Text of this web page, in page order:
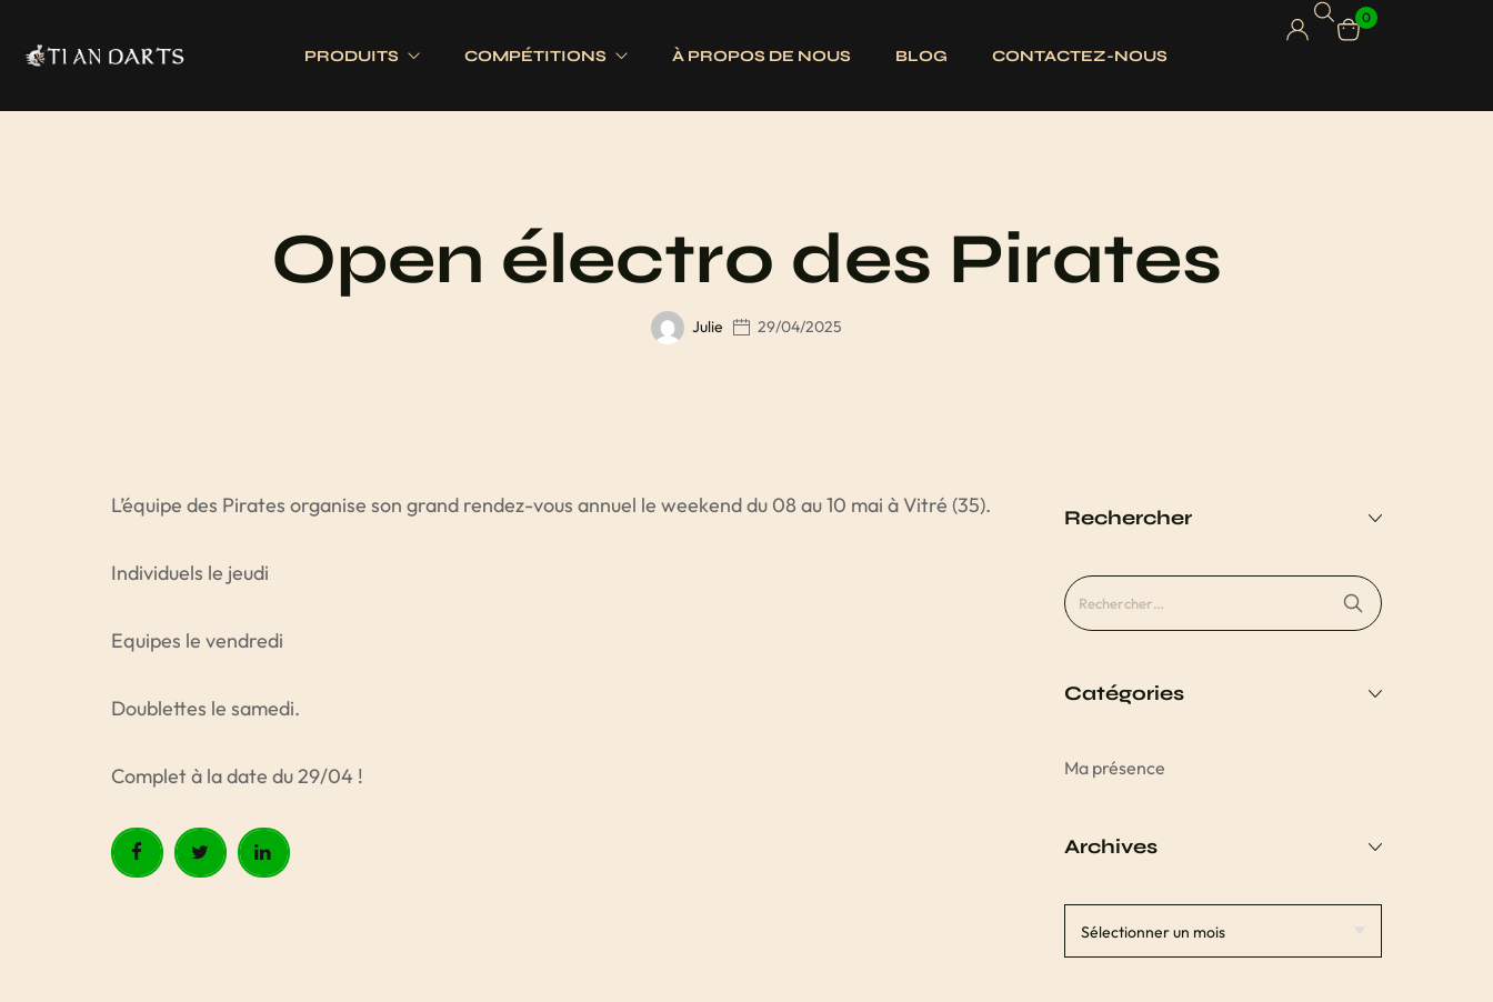
PRODUITS
Cibles traditionnelles
Fûts
Jeux complets
Pointes
COMPÉTITIONS
Tournois Traditionnels
À PROPOS DE NOUS BLOG CONTACTEZ-NOUS
0
Open électro des Pirates
Julie 29/04/2025
L’équipe des Pirates organise son grand rendez-vous annuel le weekend du 08 au 10 mai à Vitré (35).
Individuels le jeudi
Equipes le vendredi
Doublettes le samedi.
Complet à la date du 29/04 !
Rechercher
Catégories
Ma présence
Archives